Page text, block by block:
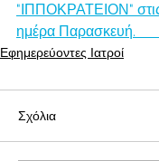
"ΙΠΠΟΚΡΑΤΕΙΟΝ"
ημέρα Παρασκευή.
Εφημερεύοντες Ιατροί
Σχόλια